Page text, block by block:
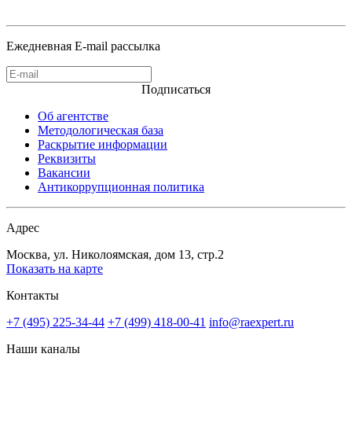
Ежедневная E-mail рассылка
Подписаться
Об агентстве
Методологическая база
Раскрытие информации
Реквизиты
Вакансии
Антикоррупционная политика
Адрес
Москва, ул. Николоямская, дом 13, стр.2
Показать на карте
Контакты
+7 (495) 225-34-44 +7 (499) 418-00-41 info@raexpert.ru
Наши каналы